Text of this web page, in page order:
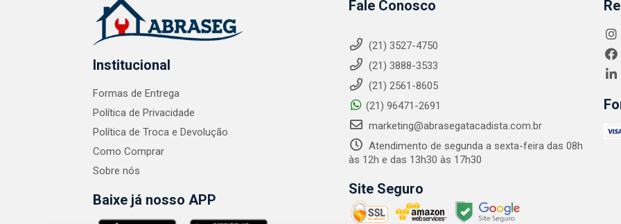
Institucional
Formas de Entrega
Política de Privacidade
Política de Troca e Devolução
Como Comprar
Sobre nós
Baixe já nosso APP
Fale Conosco
(21) 3527-4750
(21) 3888-3533
(21) 2561-8605
(21) 96471-2691
marketing@abrasegatacadista.com.br
Atendimento de segunda a sexta-feira das 08h
às 12h e das 13h30 às 17h30
Site Seguro